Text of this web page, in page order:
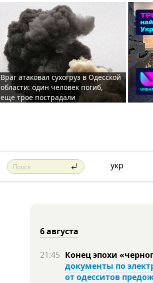
Враг атаковал сухогруз в Одесской
области: один человек погиб,
еще трое пострадали
укр
6 августа
21:45 Конец эпохи
документы по
от одесситов